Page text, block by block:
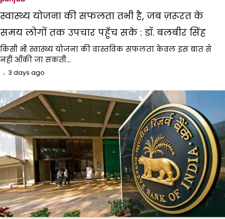
स्वास्थ्य योजना की सफलता तभी है, जब ज़रूरत के
समय लोगों तक उपचार पहुँच सके : डॉ. बलबीर सिंह
किसी भी स्वास्थ्य योजना की वास्तविक सफलता केवल इस बात से
नहीं आँकी जा सकती…
3 days ago